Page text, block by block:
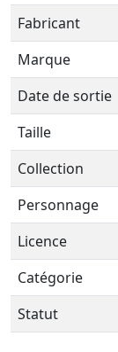
Fabricant
Marque
Date de sortie
Taille
Collection
Personnage
Licence
Catégorie
Statut